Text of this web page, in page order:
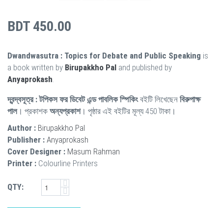
BDT 450.00
Dwandwasutra : Topics for Debate and Public Speaking is
a book written by Birupakkho Pal and published by
Anyaprokash
দ্বন্দ্বসূত্র : টপিকস ফর ডিবেট এন্ড পাবলিক স্পিকিংবইটি লিখেছেন বিরুপাক্ষ
পাল। প্রকাশক অন্যপ্রকাশ। পৃষ্ঠার এই বইটির মূল্য 450 টাকা।
Author : Birupakkho Pal
Publisher : Anyaprokash
Cover Designer : Masum Rahman
Printer : Colourline Printers
QTY: